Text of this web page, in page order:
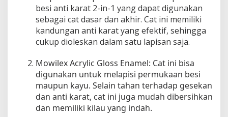
0
2
4
besi anti karat 2-in-1 yang dapat digunakan
sebagai cat dasar dan akhir. Cat ini memiliki
kandungan anti karat yang efektif, sehingga
cukup dioleskan dalam satu lapisan saja.
Mowilex Acrylic Gloss Enamel: Cat ini bisa
digunakan untuk melapisi permukaan besi
maupun kayu. Selain tahan terhadap gesekan
dan anti karat, cat ini juga mudah dibersihkan
dan memiliki kilau yang indah.